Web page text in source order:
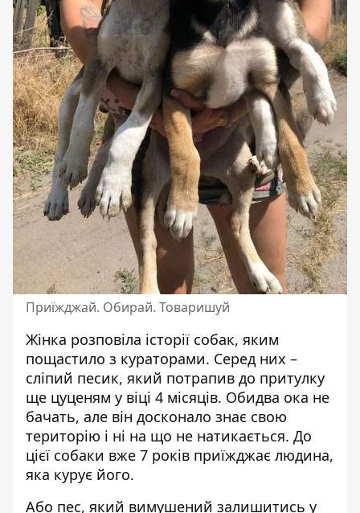
Приїжджай. Обирай. Товаришуй
Жінка розповіла історії собак, яким
пощастило з кураторами. Серед них –
сліпий песик, який потрапив до притулку
ще цуценям у віці 4 місяців. Обидва ока не
бачать, але він досконало знає свою
територію і ні на що не натикається. До
цієї собаки вже 7 років приїжджає людина,
яка курує його.
Або пес, який вимушений залишитись у